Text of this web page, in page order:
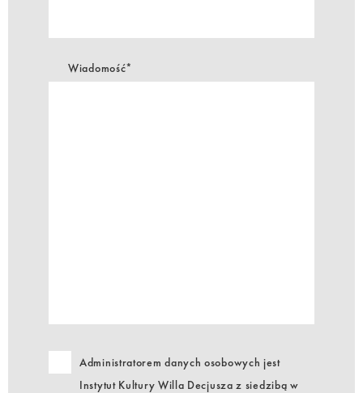
Wiadomość*
Administratorem danych osobowych jest
Instytut Kultury Willa Decjusza z siedzibą w